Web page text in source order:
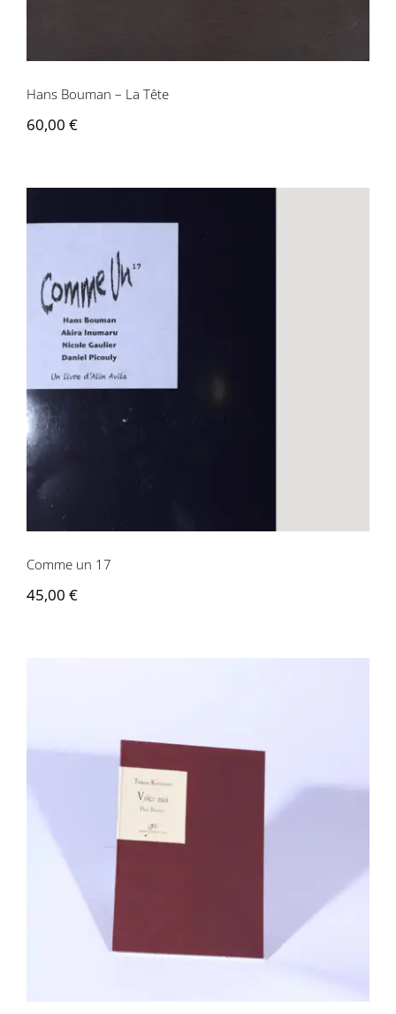
Hans Bouman – La Tête
60,00 €
Comme un 17
45,00 €
Tadeusz Koralewski, Hans Bouman –
Voici moi